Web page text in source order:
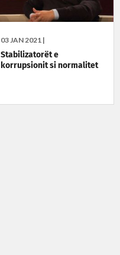
03 JAN 2021 |
Stabilizatorët e
korrupsionit si normalitet